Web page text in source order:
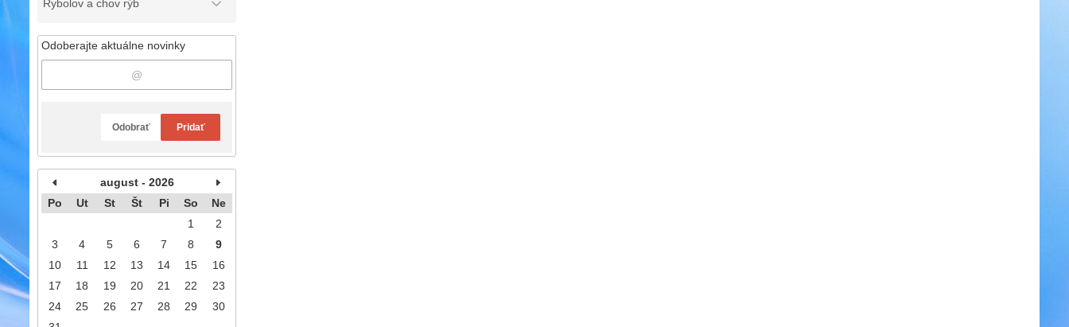
Rybolov a chov rýb
Odoberajte aktuálne novinky
Odobrať Pridať
august - 2026
Po
Ut St Št Pi So
Ne
1
2
3
4 5 6 7 8
9
10
11 12 13 14 15
16
17
18 19 20 21 22
23
24
25 26 27 28 29
30